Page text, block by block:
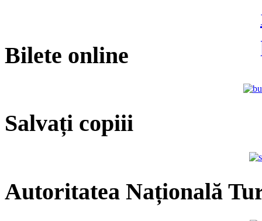
Bilete online
Salvați copiii
Autoritatea Națională